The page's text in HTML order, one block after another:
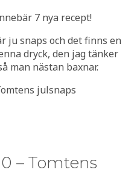
7 nya recept!
ju snaps och det finns en
dryck, den jag tänker
man nästan baxnar.
– Tomtens